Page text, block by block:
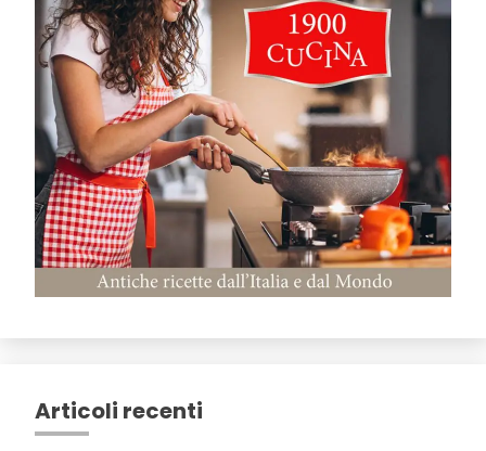
Articoli recenti